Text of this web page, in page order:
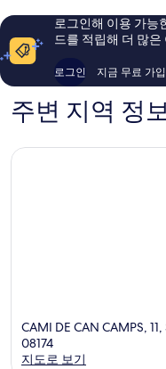
용
기
103
로그인해 이용 가능
드를 적립해 더 많
로그인 지금 무료 가입
주변 지역 정
CAMI DE CAN CAMPS,
08174
지도로 보기